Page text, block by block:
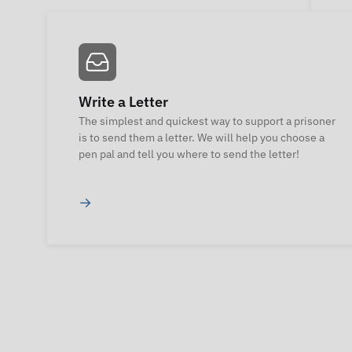
Write a Letter
The simplest and quickest way to support a prisoner
is to send them a letter. We will help you choose a
pen pal and tell you where to send the letter!
→